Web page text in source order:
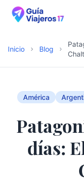
Inicio Blog
América
días: